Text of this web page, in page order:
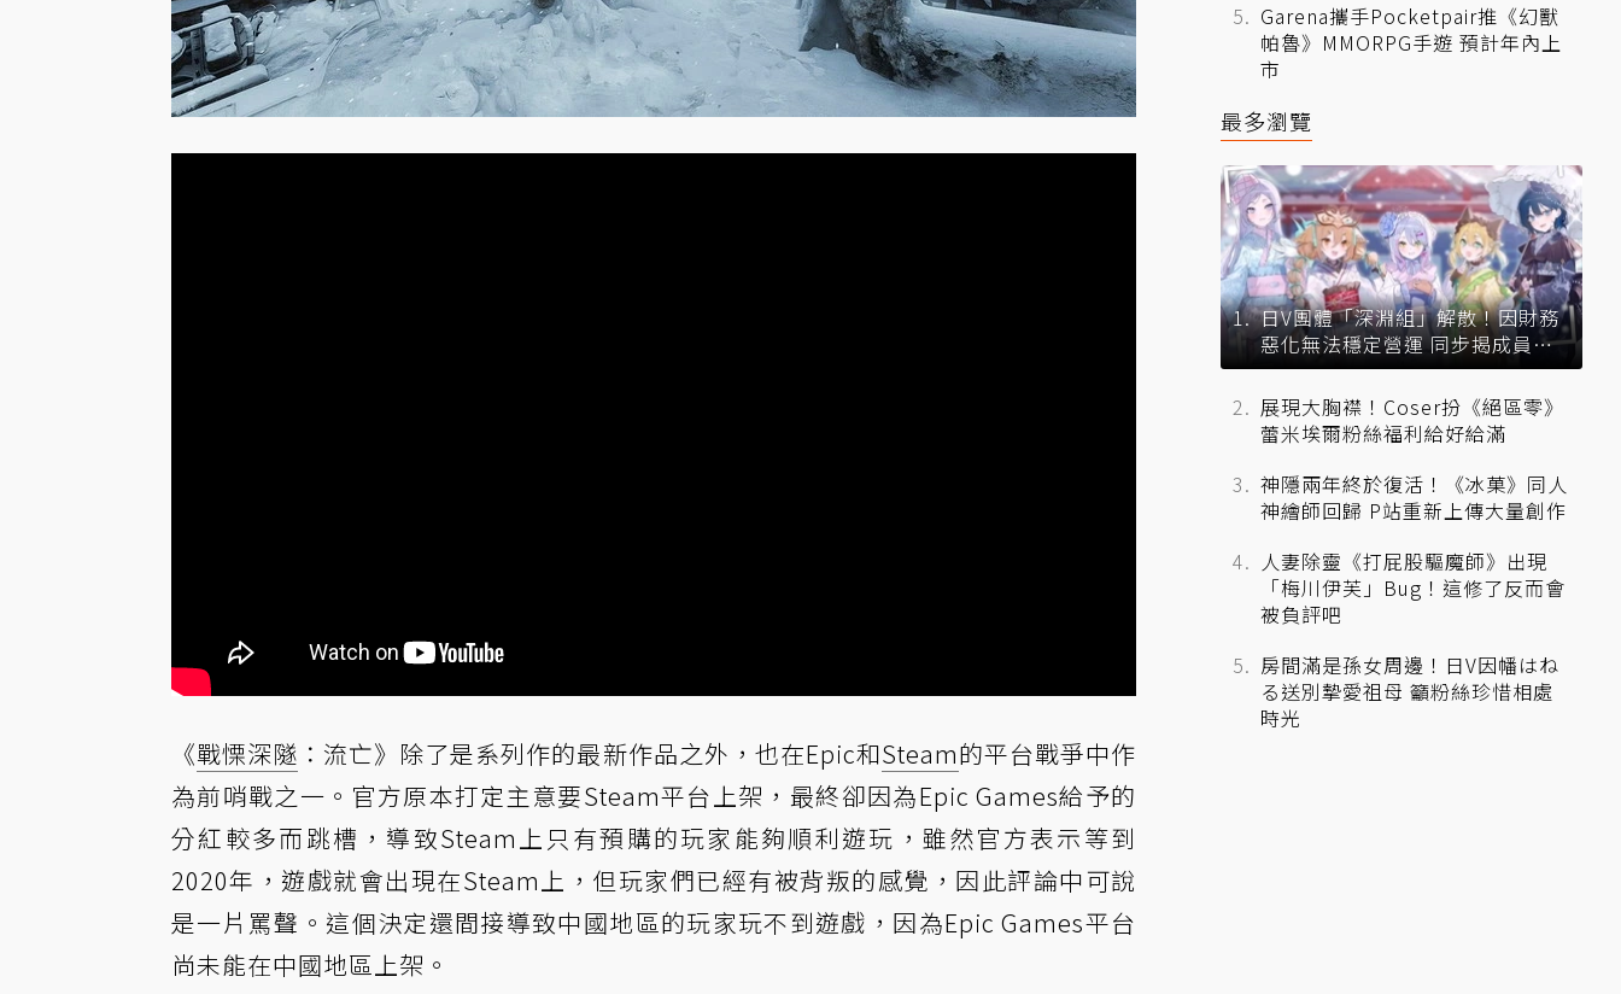
《戰慄深隧 ：流亡》除了是系列作的最新作品之外，也在Epic和Steam的平台戰爭中作
為前哨戰之一。官方原本打定主意要Steam平台上架，最終卻因為Epic Games給予的
分紅較多而跳槽，導致Steam上只有預購的玩家能夠順利遊玩，雖然官方表示等到
2020年，遊戲就會出現在Steam上，但玩家們已經有被背叛的感覺，因此評論中可說
是一片罵聲。這個決定還間接導致中國地區的玩家玩不到遊戲，因為Epic Games平台
尚未能在中國地區上架。
Garena攜手Pocketpair推《幻獸
帕魯》MMORPG手遊 預計年內上
市
最多瀏覽
日V團體「深淵組」解散！因財務
惡化無法穩定營運 同步揭成員未
來去向
展現大胸襟！Coser扮《絕區零》
蕾米埃爾粉絲福利給好給滿
神隱兩年終於復活！《冰菓》同人
神繪師回歸 P站重新上傳大量創作
人妻除靈《打屁股驅魔師》出現
「梅川伊芙」Bug！這修了反而會
被負評吧
房間滿是孫女周邊！日V因幡はね
る送別摯愛祖母 籲粉絲珍惜相處
時光